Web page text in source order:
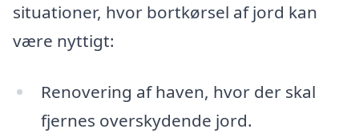
situationer, hvor bortkørsel af jord kan
være nyttigt:
Renovering af haven, hvor der skal
fjernes overskydende jord.